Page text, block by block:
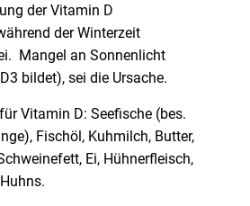
der Vitamin D
der Winterzeit
Mangel an Sonnenlicht
bildet), sei die Ursache.
Vitamin D: Seefische (bes.
Fischöl, Kuhmilch, Butter,
Ei, Hühnerfleisch,